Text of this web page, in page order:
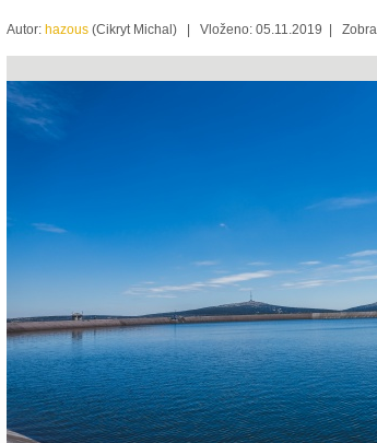
Autor: hazous (Cikryt Michal) | Vloženo: 05.11.2019 |